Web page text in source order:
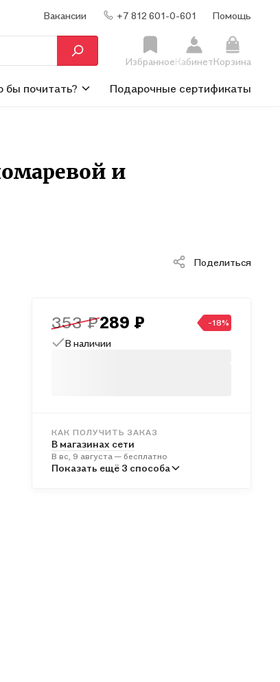
Вакансии +7 812 601-0-601 Помощь
ИзбранноеКабинетКорзина
бы почитать? Подарочные сертификаты
и
Поделиться
353 ₽289 ₽ -18%
В наличии
КАК ПОЛУЧИТЬ ЗАКАЗ
В магазинах сети
В вс, 9 августа — бесплатно
В пунктах выдачи
Показать ещё 3 способа